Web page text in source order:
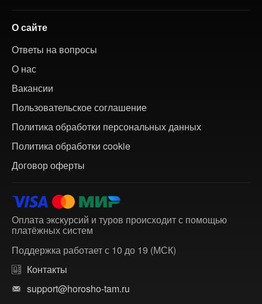
О сайте
Ответы на вопросы
О нас
Вакансии
Пользовательское соглашение
Политика обработки персональных данных
Политика обработки cookie
Договор оферты
Оплата экскурсий и туров происходит с помощью
платёжных систем
Поддержка работает с 10 до 19 (МСК)
Контакты
support@horosho-tam.ru